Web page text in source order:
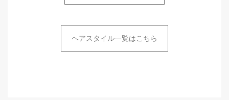
ヘアスタイル一覧はこちら